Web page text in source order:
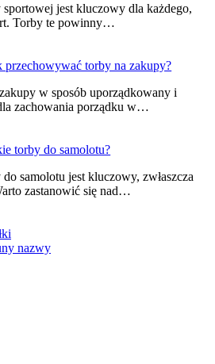
jest kluczowy dla każdego,
Torby te powinny…
przechowywać torby na zakupy?
w sposób uporządkowany i
zachowania porządku w…
torby do samolotu?
samolotu jest kluczowy, zwłaszcza
zastanowić się nad…
nazwy